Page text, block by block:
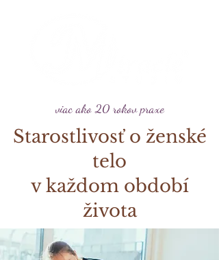
viac ako 20 rokov praxe
Starostlivosť o ženské
telo
v každom období
života